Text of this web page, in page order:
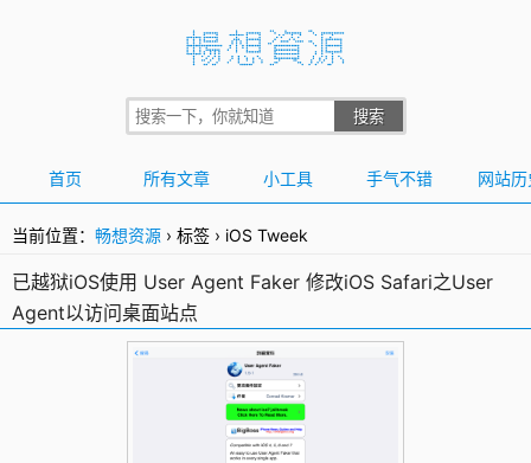
首页 所有文章 小工具 手气不错 网站历
当前位置： 畅想资源 › 标签 › iOS Tweek
已越狱iOS使用 User Agent Faker 修改iOS Safari之User
Agent以访问桌面站点